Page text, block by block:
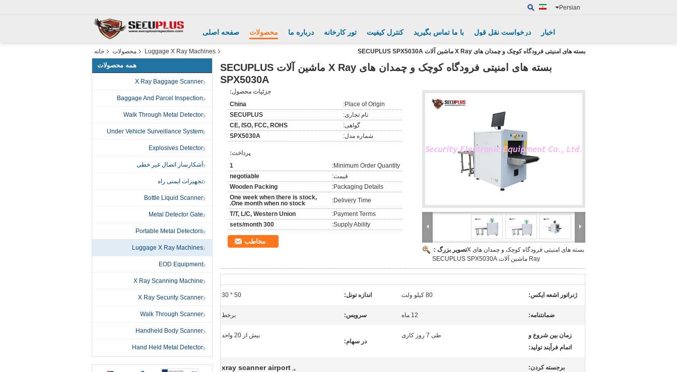
Persian
صفحه اصلی محصولات درباره ما تور کارخانه کنترل کیفیت با ما تماس بگیرید درخواست نقل قول اخبار
خانه محصولات Luggage X Ray Machines بسته های امنیتی فرودگاه کوچک و چمدان های X Ray ماشین آلات SECUPLUS SPX5030A
همه محصولات
X Ray Baggage Scanner
Baggage And Parcel Inspection
Walk Through Metal Detector
Under Vehicle Surveillance System
Explosives Detector
آشکارساز اتصال غیر خطی
تجهیزات ایمنی راه
Bottle Liquid Scanner
Metal Detector Gate
Portable Metal Detectors
Luggage X Ray Machines
EOD Equipment
X Ray Scanning Machine
X Ray Security Scanner
Walk Through Scanner
Handheld Body Scanner
Hand Held Metal Detector
بسته های امنیتی فرودگاه کوچک و چمدان های X Ray ماشین آلات SECUPLUS
SPX5030A
تصویر بزرگ :بسته های امنیتی فرودگاه کوچک و چمدان های X
Ray ماشین آلات SECUPLUS SPX5030A
جزئیات محصول:
Place of Origin:
China
نام تجاری:
SECUPLUS
گواهی:
CE, ISO, FCC, ROHS
شماره مدل:
SPX5030A
پرداخت:
Minimum Order Quantity:
1
قیمت:
negotiable
Packaging Details:
Wooden Packing
Delivery Time:
One week when there is stock,
One month when no stock.
Payment Terms:
T/T, L/C, Western Union
Supply Ability:
300 sets/month
مخاطب
ژنراتور اشعه ایکس: 80 کیلو ولت اندازه تونل: 50 * 30
ضمانتنامه: 12 ماه سرویس: برخط
زمان بین شروع و
اتمام فرآیند تولید:
طی 7 روز کاری
در سهام:
بیش از 20 واحد
برجسته کردن: ,
,
xray scanner airport